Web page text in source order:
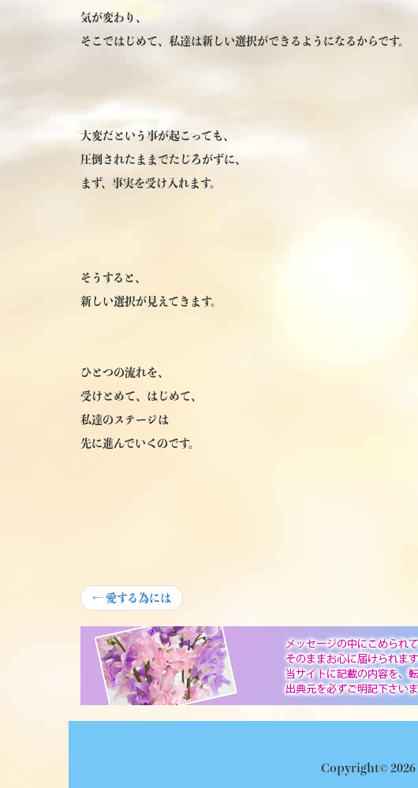
気が変わり、
そこではじめて、私達は新しい選択ができるようになるからです。
大変だという事が起こっても、
圧倒されたままでたじろがずに、
まず、事実を受け入れます。
そうすると、
新しい選択が見えてきます。
ひとつの流れを、
受けとめて、はじめて、
私達のステージは
先に進んでいくのです。
投
稿
ナ
ビ
ゲ
ー
← Previous
post:
愛する為には
Copyright© 2026